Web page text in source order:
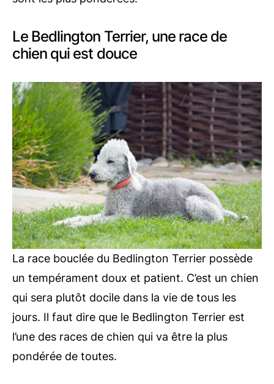
Le Bedlington Terrier, une race de
chien qui est douce
La race bouclée du Bedlington Terrier possède
un tempérament doux et patient. C’est un chien
qui sera plutôt docile dans la vie de tous les
jours. Il faut dire que le Bedlington Terrier est
l’une des races de chien qui va être la plus
pondérée de toutes.